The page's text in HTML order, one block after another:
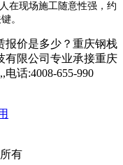
在现场施工随意性强，约
。
报价是多少？重庆钢栈
有限公司专业承接重庆
话:4008-655-990
有